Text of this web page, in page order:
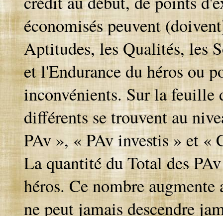
économisés peuvent
Aptitudes, les Qualités, les
et l'Endurance du héros ou
inconvénients. Sur la feuille
différents se trouvent au
PAv », « PAv investis » et «
La quantité du Total des
héros. Ce nombre
ne peut jamais descendre